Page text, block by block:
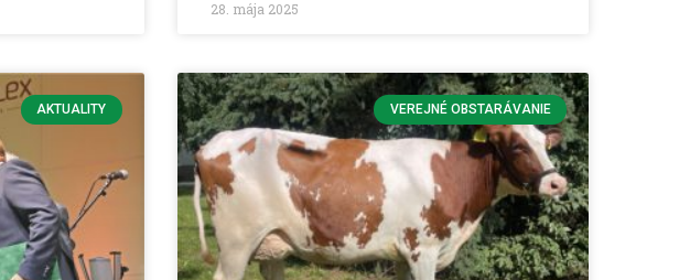
28. mája 2025
AKTUALITY VEREJNÉ OBSTARÁVANIE